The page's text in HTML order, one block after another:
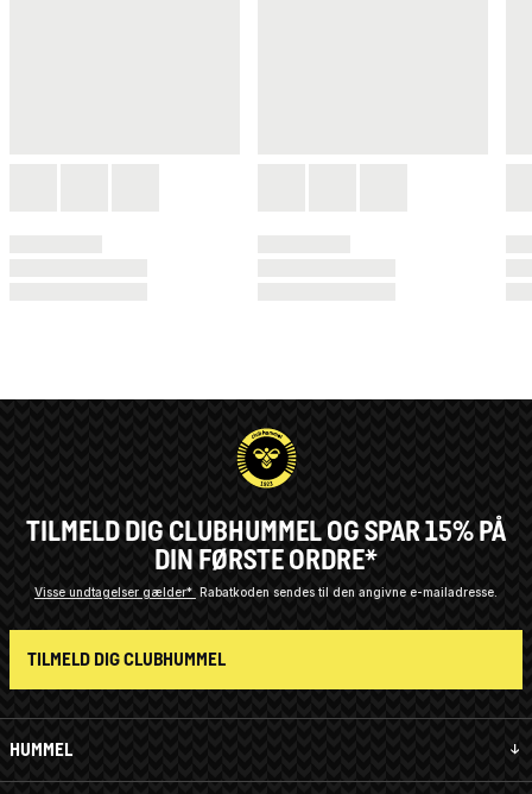
HUMMEL
TILMELD DIG CLUBHUMMEL OG SPAR 15% PÅ
DIN FØRSTE ORDRE*
Visse undtagelser gælder* Rabatkoden sendes til den angivne e-mailadresse.
TILMELD DIG CLUBHUMMEL